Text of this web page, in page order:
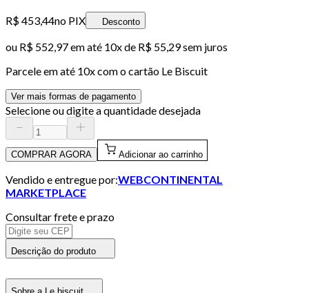
R$ 453,44no PIX Desconto
ou R$ 552,97em até 10x de R$ 55,29 sem juros
Parcele em até 10x com o cartão Le Biscuit
Ver mais formas de pagamento
Selecione ou digite a quantidade desejada
COMPRAR AGORA Adicionar ao carrinho
Vendido e entregue por:WEBCONTINENTAL
MARKETPLACE
Consultar frete e prazo
Descrição do produto